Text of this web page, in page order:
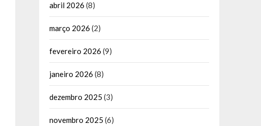
abril 2026 (8)
março 2026 (2)
fevereiro 2026 (9)
janeiro 2026 (8)
dezembro 2025 (3)
novembro 2025 (6)